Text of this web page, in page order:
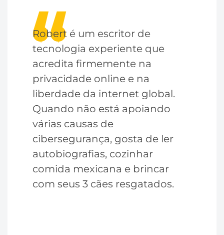
Robert é um escritor de
tecnologia experiente que
acredita firmemente na
privacidade online e na
liberdade da internet global.
Quando não está apoiando
várias causas de
cibersegurança, gosta de ler
autobiografias, cozinhar
comida mexicana e brincar
com seus 3 cães resgatados.